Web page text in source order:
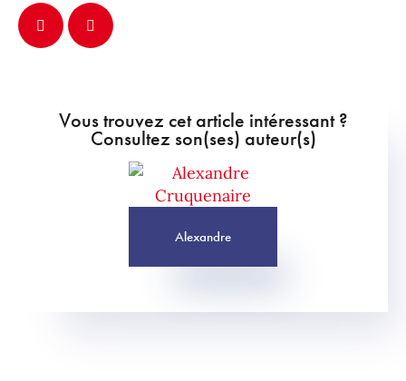
Vous trouvez cet article intéressant ?
Consultez son(ses) auteur(s)
Alexandre